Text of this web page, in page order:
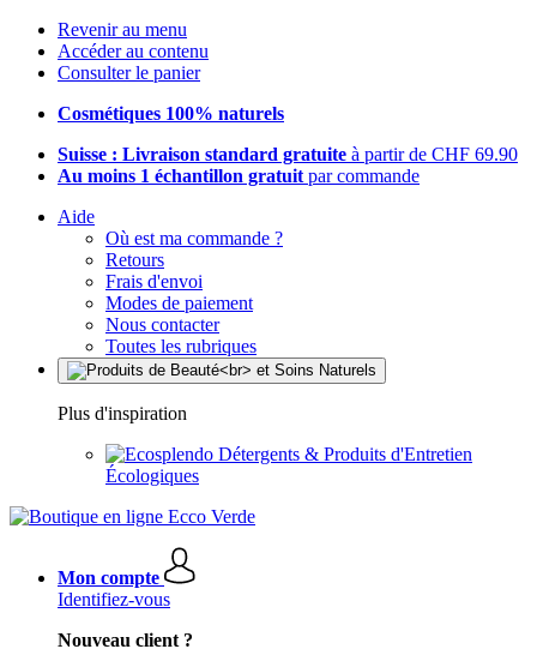
Revenir au menu
Accéder au contenu
Consulter le panier
Cosmétiques 100% naturels
Suisse : Livraison standard gratuite à partir de CHF 69.90
Au moins 1 échantillon gratuit par commande
Aide
Où est ma commande ?
Retours
Frais d'envoi
Modes de paiement
Nous contacter
Toutes les rubriques
Plus d'inspiration
Détergents & Produits d'Entretien
Écologiques
Mon compte
Identifiez-vous
Nouveau client ?